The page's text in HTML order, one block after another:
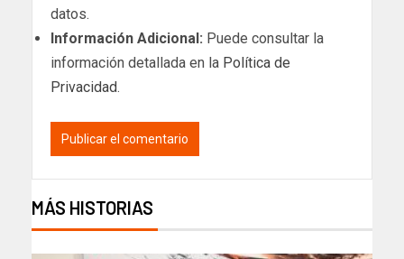
datos.
Información Adicional: Puede consultar la
información detallada en la Política de
Privacidad.
MÁS HISTORIAS